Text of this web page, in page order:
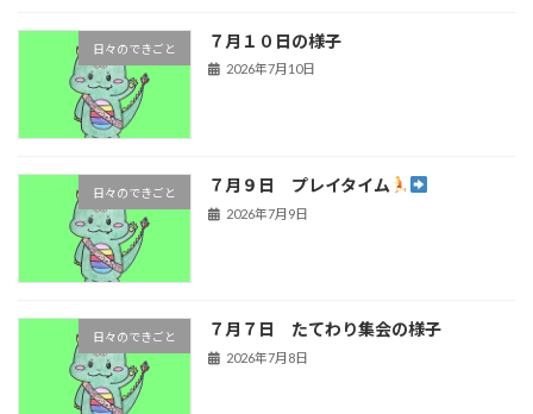
日々のできごと ７月１０日の様子
2026年7月10日
日々のできごと ７月９日 プレイタイム
2026年7月9日
日々のできごと ７月７日 たてわり集会の様子
2026年7月8日